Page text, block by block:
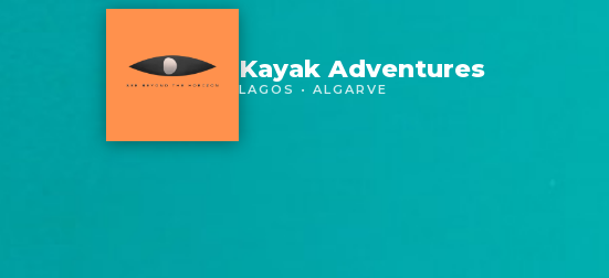
Kayak Adventures
LAGOS • ALGARVE